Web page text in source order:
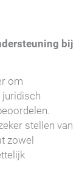
bij
om
juridisch
stellen van
zowel